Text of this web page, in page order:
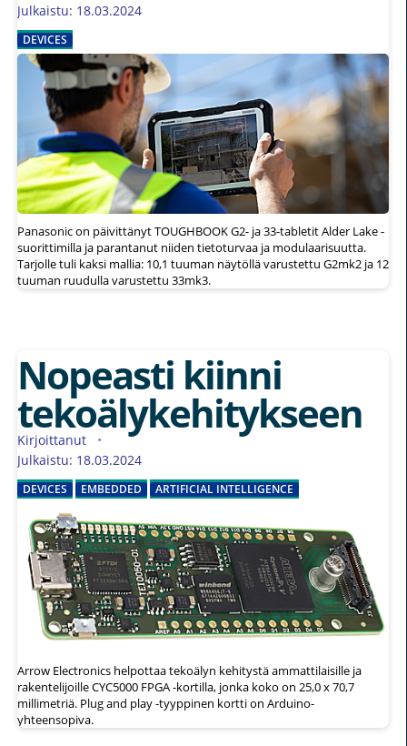
Julkaistu: 18.03.2024
DEVICES
Panasonic on päivittänyt TOUGHBOOK G2- ja 33-tabletit Alder Lake -
suorittimilla ja parantanut niiden tietoturvaa ja modulaarisuutta.
Tarjolle tuli kaksi mallia: 10,1 tuuman näytöllä varustettu G2mk2 ja 12
tuuman ruudulla varustettu 33mk3.
Nopeasti kiinni
tekoälykehitykseen
Kirjoittanut
Julkaistu: 18.03.2024
DEVICES EMBEDDED ARTIFICIAL INTELLIGENCE
Arrow Electronics helpottaa tekoälyn kehitystä ammattilaisille ja
rakentelijoille CYC5000 FPGA -kortilla, jonka koko on 25,0 x 70,7
millimetriä. Plug and play -tyyppinen kortti on Arduino-
yhteensopiva.